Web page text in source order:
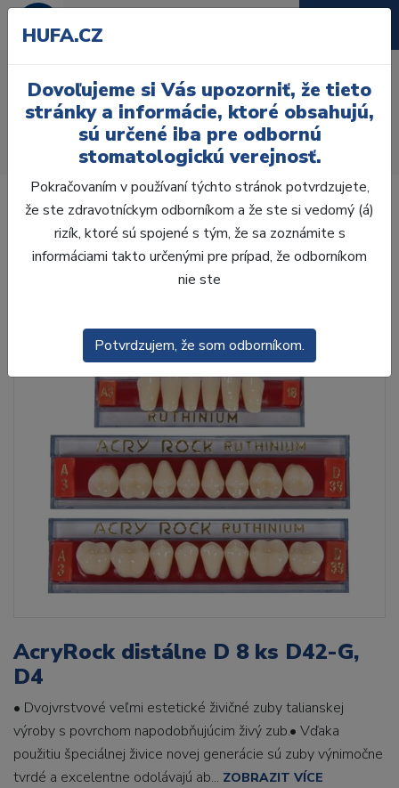
D42-G, D4
Zuby
AcryRock
AcryRock distálne D 8 ks D42-G, D4
AcryRock distálne D 8 ks D42-G,
D4
• Dvojvrstvové veľmi estetické živičné zuby talianskej
výroby s povrchom napodobňujúcim živý zub.• Vďaka
použitiu špeciálnej živice novej generácie sú zuby výnimočne
tvrdé a excelentne odolávajú ab... ZOBRAZIT VÍCE
HUFA.CZ
Dovoľujeme si Vás upozorniť, že tieto
stránky a informácie, ktoré obsahujú,
sú určené iba pre odbornú
stomatologickú verejnosť.
Pokračovaním v používaní týchto stránok potvrdzujete,
že ste zdravotníckym odborníkom a že ste si vedomý (á)
rizík, ktoré sú spojené s tým, že sa zoznámite s
informáciami takto určenými pre prípad, že odborníkom
nie ste
Potvrdzujem, že som odborníkom.